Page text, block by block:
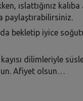
ıslattığınız
paylaştırabilirsiniz.
bekletip iyice
dilimleriyle
Afiyet olsun…